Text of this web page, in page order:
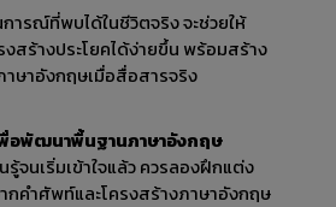
ารณ์ที่พบได้ในชีวิตจริง จะช่วยให้
สร้างประโยคได้ง่ายขึ้น พร้อมสร้าง
าษาอังกฤษเมื่อสื่อสารจริง
อพัฒนาพื้นฐานภาษาอังกฤษ
รู้จนเริ่มเข้าใจแล้ว ควรลองฝึกแต่ง
กคำศัพท์และโครงสร้างภาษาอังกฤษ